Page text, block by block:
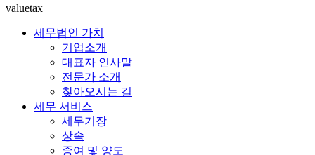
valuetax
세무법인 가치
기업소개
대표자 인사말
전문가 소개
찾아오시는 길
세무 서비스
세무기장
상속
증여 및 양도